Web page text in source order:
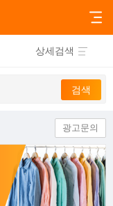
상세검색
광고문의